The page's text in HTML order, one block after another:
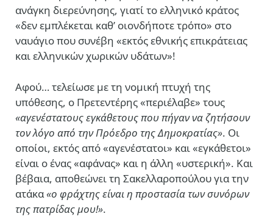
ανάγκη διερεύνησης, γιατί το ελληνικό κράτος
«δεν εμπλέκεται καθ’ οιονδήποτε τρόπο» στο
ναυάγιο που συνέβη «εκτός εθνικής επικράτειας
και ελληνικών χωρικών υδάτων»!
Αφού… τελείωσε με τη νομική πτυχή της
υπόθεσης, ο Πρετεντέρης «περιέλαβε» τους
«αγενέστατους εγκάθετους που πήγαν να ζητήσουν
τον λόγο από την Πρόεδρο της Δημοκρατίας». Οι
οποίοι, εκτός από «αγενέστατοι» και «εγκάθετοι»
είναι ο ένας «αφάνας» και η άλλη «υστερική». Και
βέβαια, αποθεώνει τη Σακελλαροπούλου για την
ατάκα«ο φράχτης είναι η προστασία των συνόρων
της πατρίδας μου!».